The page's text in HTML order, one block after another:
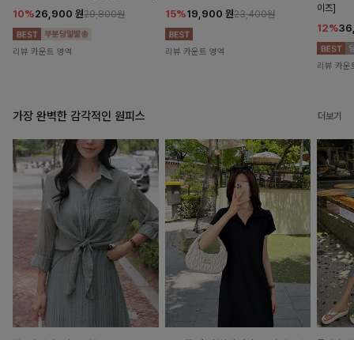
10%26,900 원29,800원
리뷰 카운트 영역
15%19,900 원23,400원
리뷰 카운트 영역
이즈]
12%
리뷰 카운
가장 완벽한 감각적인 원피스 더보기